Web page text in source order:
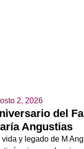
2, 2026
del
Angustias
vida y legado de M